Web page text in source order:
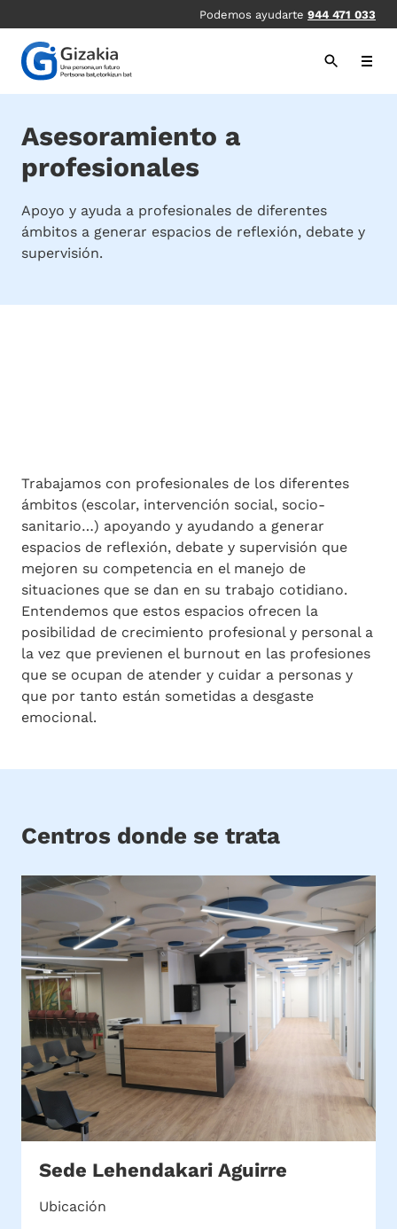
al
contenido
principal
Podemos ayudarte 944 471 033
Asesoramiento a
profesionales
Apoyo y ayuda a profesionales de diferentes
ámbitos a generar espacios de reflexión, debate y
supervisión.
Trabajamos con profesionales de los diferentes
ámbitos (escolar, intervención social, socio-
sanitario…) apoyando y ayudando a generar
espacios de reflexión, debate y supervisión que
mejoren su competencia en el manejo de
situaciones que se dan en su trabajo cotidiano.
Entendemos que estos espacios ofrecen la
posibilidad de crecimiento profesional y personal a
la vez que previenen el burnout en las profesiones
que se ocupan de atender y cuidar a personas y
que por tanto están sometidas a desgaste
emocional.
Centros donde se trata
Sede Lehendakari Aguirre
Ubicación